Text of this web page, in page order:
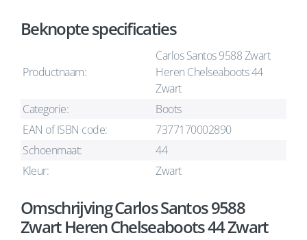
Beknopte specificaties
Productnaam:
Carlos Santos 9588 Zwart
Heren Chelseaboots 44
Zwart
Categorie:
Boots
EAN of ISBN code:
7377170002890
Schoenmaat:
44
Kleur:
Zwart
Omschrijving Carlos Santos 9588
Zwart Heren Chelseaboots 44 Zwart